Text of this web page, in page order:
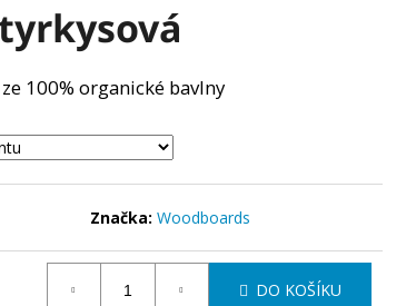
100% organické bavlny
Značka: Woodboards
DO KOŠÍKU
Následující